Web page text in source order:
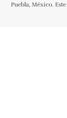
Puebla, México.